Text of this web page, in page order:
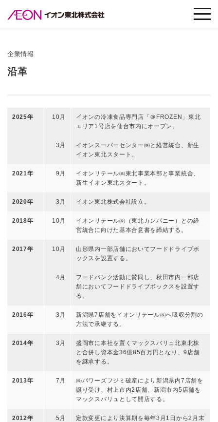
企業情報
沿革
2025年 10月
イオンの冷凍食品専門店「＠FROZEN」東北
エリア1号店を仙台市内にオープン。
3月
イオンスーパーセンター㈱と経営統合、新生
イオン東北スタート。
2021年 9月
イオンリテール㈱東北事業本部と事業統合、
新生イオン東北スタート。
2020年 3月 イオン東北株式会社設立。
2018年 10月
イオンリテール㈱（東北カンパニー）との経
営統合に向けた基本合意書を締結する。
2017年 10月
山形県内一部店舗においてフードドライブボ
ックスを設置する。
4月
フードバンク活動に賛同し、秋田市内一部店
舗においてフードドライブボックスを設置す
る。
2016年 3月
新潟県7店舗をイオンリテール㈱へ吸収分割の
方法で承継する。
2014年 3月
盛岡市に本社を置くマックスバリュ北東北株
と合併し資本金36億85百万円となり、9店舗
を継承する。
2013年 7月
㈱パワーズフジミ破産により新潟県内7店舗を
譲り受け、村上市内2店舗、新潟市内5店舗を
マックスバリュとして開店する。
2012年 5月
定款変更により決算期を毎年3月1日から2月末